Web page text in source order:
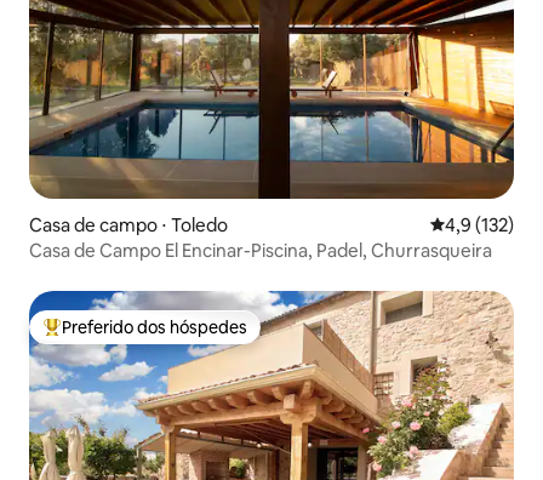
Casa de campo ⋅ Toledo 4,9 de uma
4,9 (132)
Casa de Campo El Encinar-Piscina, Padel, Churrasqueira
Entre os melhores preferidos dos hóspedes
Preferido dos hóspedes